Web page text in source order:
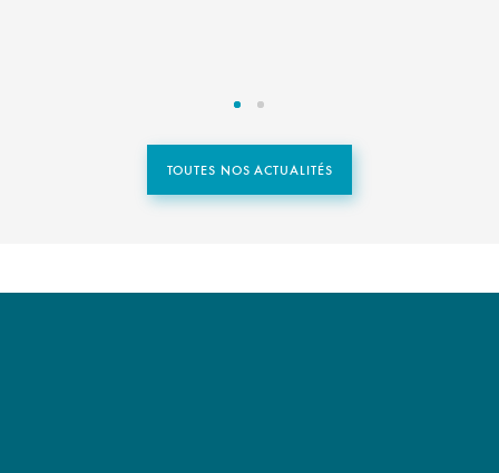
TOUTES NOS ACTUALITÉS